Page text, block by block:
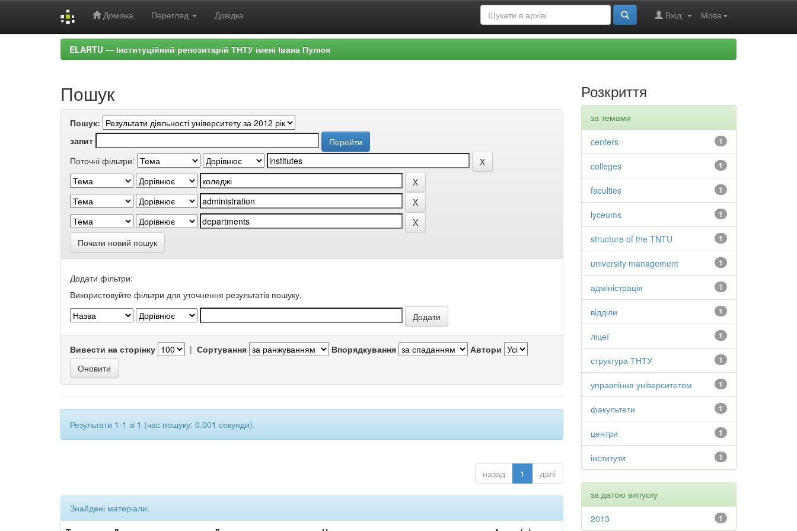
Домівка Перегляд Довідка Мова
Вхід:
ELARTU — Інституційний репозитарій ТНТУ імені Івана Пулюя
Пошук
Пошук:
запит
Поточні фільтри:
Почати новий пошук
Додати фільтри:
Використовуйте фільтри для уточнення результатів пошуку.
Вивести на сторінку | Сортування Впорядкування Автори
Результати 1-1 зі 1 (час пошуку: 0.001 секунди).
назад 1 далі
Знайдені матеріали:
Розкриття
за темами
1
centers
1
colleges
1
faculties
1
lyceums
1
structure of the TNTU
1
university management
1
адміністрація
1
відділи
1
ліцеї
1
структура ТНТУ
1
управління університетом
1
факультети
1
центри
1
інститути
за датою випуску
1
2013